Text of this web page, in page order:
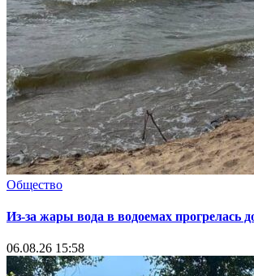
Общество
Из-за жары вода в водоемах прогрелась
06.08.26 15:58